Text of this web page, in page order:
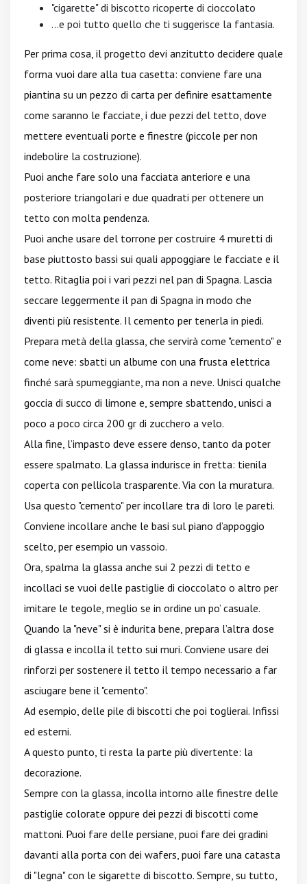
"cigarette" di biscotto ricoperte di cioccolato
...e poi tutto quello che ti suggerisce la fantasia.
Per prima cosa, il progetto devi anzitutto decidere quale
forma vuoi dare alla tua casetta: conviene fare una
piantina su un pezzo di carta per definire esattamente
come saranno le facciate, i due pezzi del tetto, dove
mettere eventuali porte e finestre (piccole per non
indebolire la costruzione).
Puoi anche fare solo una facciata anteriore e una
posteriore triangolari e due quadrati per ottenere un
tetto con molta pendenza.
Puoi anche usare del torrone per costruire 4 muretti di
base piuttosto bassi sui quali appoggiare le facciate e il
tetto. Ritaglia poi i vari pezzi nel pan di Spagna. Lascia
seccare leggermente il pan di Spagna in modo che
diventi più resistente. Il cemento per tenerla in piedi.
Prepara metà della glassa, che servirà come "cemento" e
come neve: sbatti un albume con una frusta elettrica
finché sarà spumeggiante, ma non a neve. Unisci qualche
goccia di succo di limone e, sempre sbattendo, unisci a
poco a poco circa 200 gr di zucchero a velo.
Alla fine, l’impasto deve essere denso, tanto da poter
essere spalmato. La glassa indurisce in fretta: tienila
coperta con pellicola trasparente. Via con la muratura.
Usa questo "cemento" per incollare tra di loro le pareti.
Conviene incollare anche le basi sul piano d’appoggio
scelto, per esempio un vassoio.
Ora, spalma la glassa anche sui 2 pezzi di tetto e
incollaci se vuoi delle pastiglie di cioccolato o altro per
imitare le tegole, meglio se in ordine un po’ casuale.
Quando la "neve" si è indurita bene, prepara l’altra dose
di glassa e incolla il tetto sui muri. Conviene usare dei
rinforzi per sostenere il tetto il tempo necessario a far
asciugare bene il "cemento".
Ad esempio, delle pile di biscotti che poi toglierai. Infissi
ed esterni.
A questo punto, ti resta la parte più divertente: la
decorazione.
Sempre con la glassa, incolla intorno alle finestre delle
pastiglie colorate oppure dei pezzi di biscotti come
mattoni. Puoi fare delle persiane, puoi fare dei gradini
davanti alla porta con dei wafers, puoi fare una catasta
di "legna" con le sigarette di biscotto. Sempre, su tutto,